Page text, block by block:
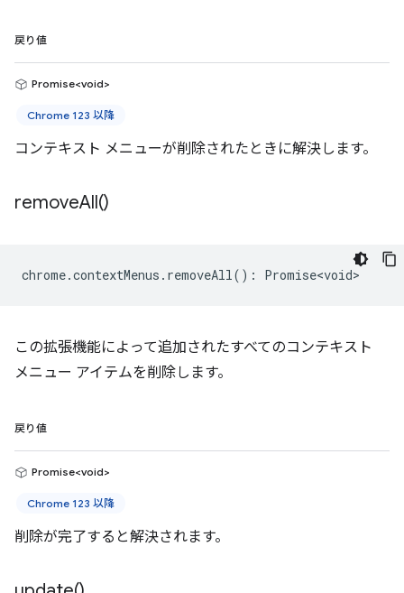
戻り値
Promise<void>
Chrome 123 以降
コンテキスト メニューが削除されたときに解決します。
removeAll()
chrome.contextMenus . removeAll() : Promise<void>
この拡張機能によって追加されたすべてのコンテキスト
メニュー アイテムを削除します。
戻り値
Promise<void>
Chrome 123 以降
削除が完了すると解決されます。